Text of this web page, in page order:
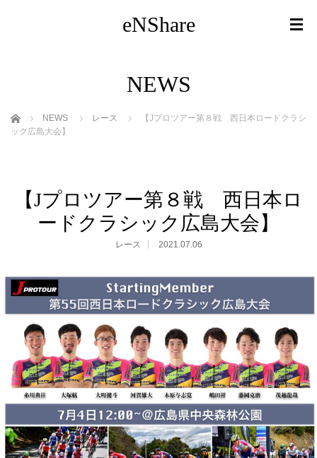
eNShare
NEWS
ホーム NEWS レース
【Jプロツアー第８戦 西日本ロードクラシ
ック広島大会】
【Jプロツアー第８戦 西日本ロ
ードクラシック広島大会】
レース 2021.07.06